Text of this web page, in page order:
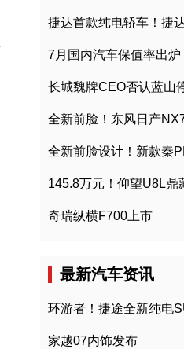
捷达首款纯电轿车！捷
7月国内汽车保值率出炉
长城魏牌CEO否认蓝山
全新前脸！东风日产
全新前脸设计！新款秦
145.8万元！仰望U8L鼎
奇瑞纵横F700上市
最新汽车资讯
环游者！捷途全新纯电
家越07内饰发布